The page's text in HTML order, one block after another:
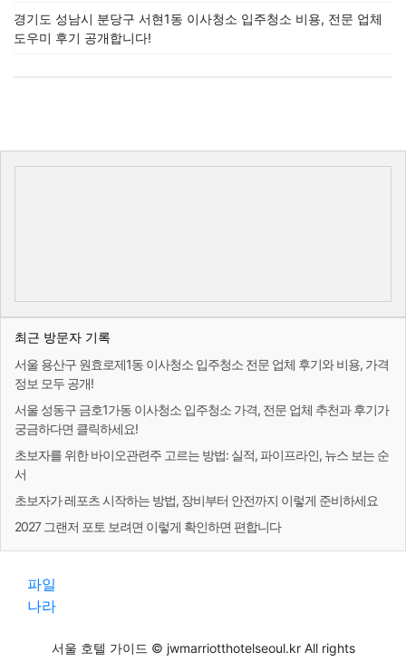
경기도 성남시 분당구 서현1동 이사청소 입주청소 비용, 전문 업체
도우미 후기 공개합니다!
최근 방문자 기록
서울 용산구 원효로제1동 이사청소 입주청소 전문 업체 후기와 비용, 가격
정보 모두 공개!
서울 성동구 금호1가동 이사청소 입주청소 가격, 전문 업체 추천과 후기가
궁금하다면 클릭하세요!
초보자를 위한 바이오관련주 고르는 방법: 실적, 파이프라인, 뉴스 보는 순
서
초보자가 레포츠 시작하는 방법, 장비부터 안전까지 이렇게 준비하세요
2027 그랜저 포토 보려면 이렇게 확인하면 편합니다
파일
나라
서울 호텔 가이드 © jwmarriotthotelseoul.kr All rights